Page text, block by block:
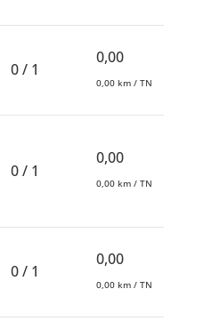
0 / 1
0,00
0,00 km / TN
0 / 1
0,00
0,00 km / TN
0 / 1
0,00
0,00 km / TN